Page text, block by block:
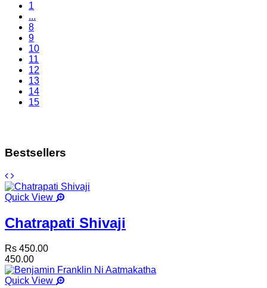
1
...
8
9
10
11
12
13
14
15
Bestsellers
Quick View
Chatrapati Shivaji
Rs 450.00
450.00
Quick View